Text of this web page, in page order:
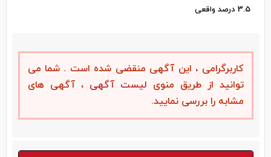
3.5 درصد واقعی
کاربرگرامی ، این آگهی منقضی شده است . شما می
توانید از طریق منوی لیست آگهی، آگهی های
مشابه را بررسی نمایید.